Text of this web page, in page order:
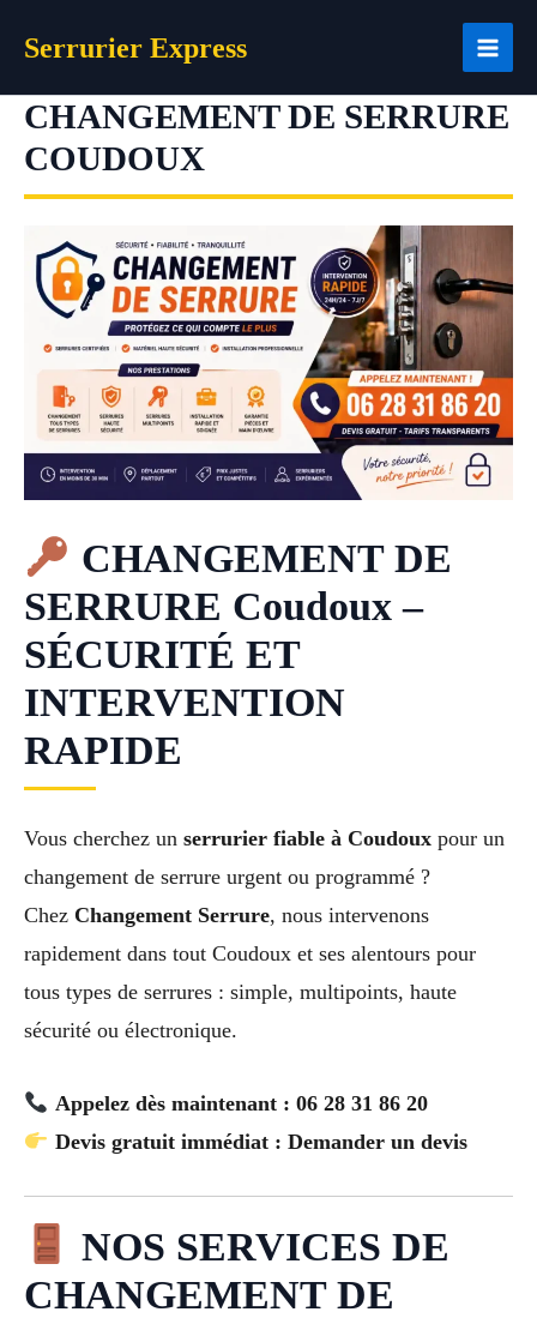
Serrurier Express
CHANGEMENT DE SERRURE
COUDOUX
CHANGEMENT DE
SERRURE Coudoux –
SÉCURITÉ ET
INTERVENTION
RAPIDE
Vous cherchez un serrurier fiable à Coudoux pour un
changement de serrure urgent ou programmé ?
Chez Changement Serrure, nous intervenons
rapidement dans tout Coudoux et ses alentours pour
tous types de serrures : simple, multipoints, haute
sécurité ou électronique.
Appelez dès maintenant : 06 28 31 86 20
Devis gratuit immédiat : Demander un devis
NOS SERVICES DE
CHANGEMENT DE